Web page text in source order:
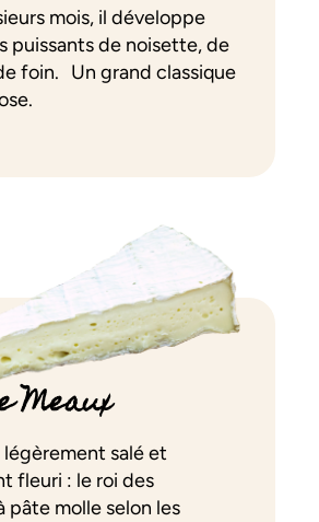
mois, il développe
puissants de noisette, de
foin. Un grand classique
Meaux
salé et
fleuri : le roi des
pâte molle selon les